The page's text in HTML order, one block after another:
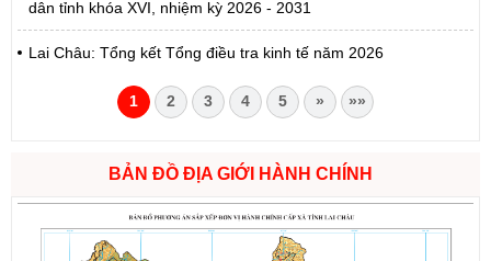
dân tỉnh khóa XVI, nhiệm kỳ 2026 - 2031
Lai Châu: Tổng kết Tổng điều tra kinh tế năm 2026
1 2 3 4 5 » »»
BẢN ĐỒ ĐỊA GIỚI HÀNH CHÍNH